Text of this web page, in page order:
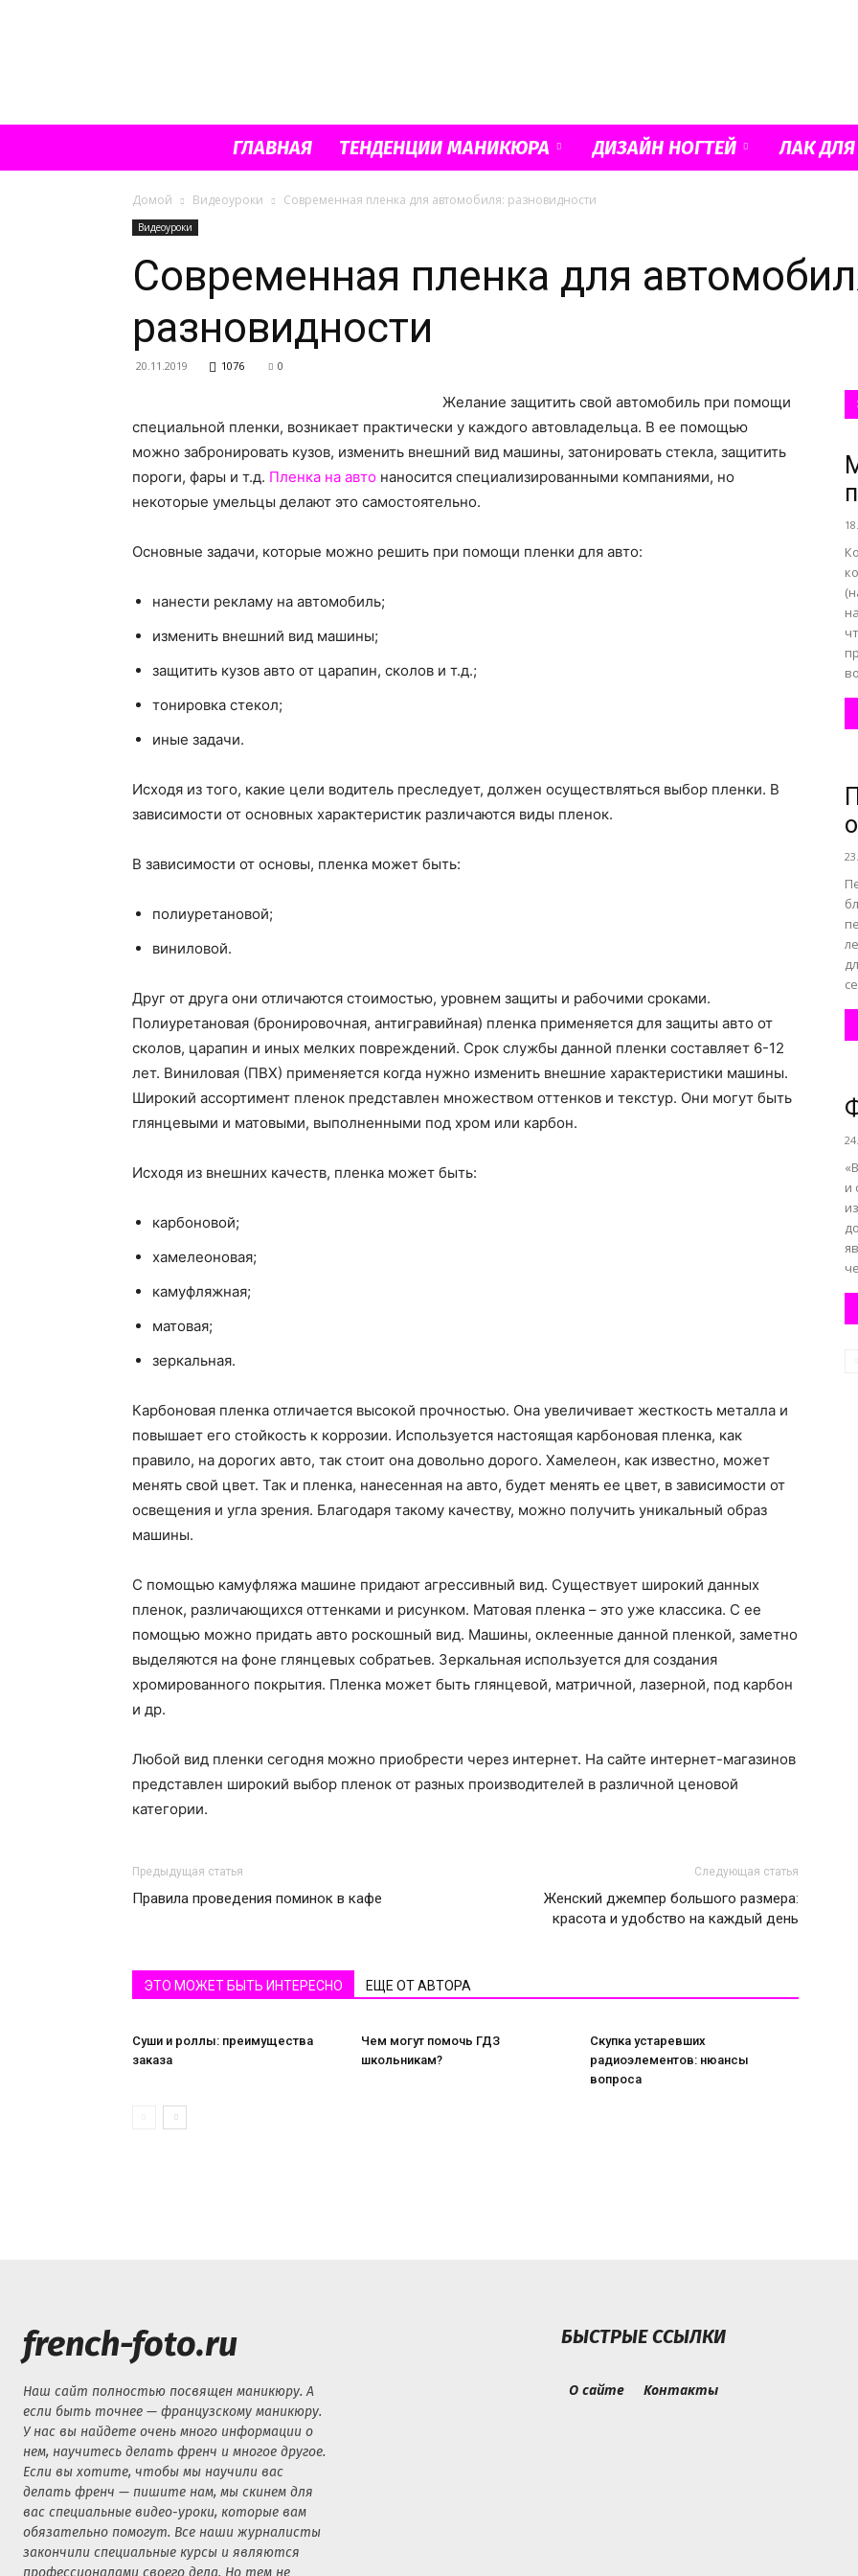
Французский
ГЛАВНАЯ ТЕНДЕНЦИИ МАНИКЮРА ДИЗАЙН НОГТЕЙ ЛАК
Домой Видеоуроки Современная пленка для автомобиля: разновидности
Видеоуроки
Современная пленка для
разновидности
20.11.2019 1076 0
Желание защитить свой автомобиль при помощи
специальной пленки, возникает практически у каждого автовладельца. В ее помощью
можно забронировать кузов, изменить внешний вид машины, затонировать стекла, защитить
пороги, фары и т.д. Пленка на авто наносится специализированными компаниями, но
некоторые умельцы делают это самостоятельно.
Основные задачи, которые можно решить при помощи пленки для авто:
нанести рекламу на автомобиль;
изменить внешний вид машины;
защитить кузов авто от царапин, сколов и т.д.;
тонировка стекол;
иные задачи.
Исходя из того, какие цели водитель преследует, должен осуществляться выбор пленки. В
зависимости от основных характеристик различаются виды пленок.
В зависимости от основы, пленка может быть:
полиуретановой;
виниловой.
Друг от друга они отличаются стоимостью, уровнем защиты и рабочими сроками.
Полиуретановая (бронировочная, антигравийная) пленка применяется для защиты авто от
сколов, царапин и иных мелких повреждений. Срок службы данной пленки составляет 6-12
лет. Виниловая (ПВХ) применяется когда нужно изменить внешние характеристики машины.
Широкий ассортимент пленок представлен множеством оттенков и текстур. Они могут быть
глянцевыми и матовыми, выполненными под хром или карбон.
Исходя из внешних качеств, пленка может быть:
карбоновой;
хамелеоновая;
камуфляжная;
матовая;
зеркальная.
Карбоновая пленка отличается высокой прочностью. Она увеличивает жесткость металла и
повышает его стойкость к коррозии. Используется настоящая карбоновая пленка, как
правило, на дорогих авто, так стоит она довольно дорого. Хамелеон, как известно, может
менять свой цвет. Так и пленка, нанесенная на авто, будет менять ее цвет, в зависимости от
освещения и угла зрения. Благодаря такому качеству, можно получить уникальный образ
машины.
С помощью камуфляжа машине придают агрессивный вид. Существует широкий данных
пленок, различающихся оттенками и рисунком. Матовая пленка – это уже классика. С ее
помощью можно придать авто роскошный вид. Машины, оклеенные данной пленкой, заметно
выделяются на фоне глянцевых собратьев. Зеркальная используется для создания
хромированного покрытия. Пленка может быть глянцевой, матричной, лазерной, под карбон
и др.
Любой вид пленки сегодня можно приобрести через интернет. На сайте интернет-магазинов
представлен широкий выбор пленок от разных производителей в различной ценовой
категории.
Предыдущая статья
Правила проведения поминок в кафе
Следующая статья
Женский джемпер большого размера:
красота и удобство на каждый день
ЭТО МОЖЕТ БЫТЬ ИНТЕРЕСНО ЕЩЕ ОТ АВТОРА
Суши и роллы: преимущества
заказа
Чем могут помочь ГДЗ
школьникам?
Скупка устаревших
радиоэлементов: нюансы
вопроса
и
french-foto.ru
Наш сайт полностью посвящен маникюру. А
если быть точнее — французскому маникюру.
У нас вы найдете очень много информации о
нем, научитесь делать френч и многое другое.
Если вы хотите, чтобы мы научили вас
делать френч — пишите нам, мы скинем для
вас специальные видео-уроки, которые вам
обязательно помогут. Все наши журналисты
закончили специальные курсы и являются
профессионалами своего дела. Но тем не
БЫСТРЫЕ ССЫЛКИ
О сайте Контакты